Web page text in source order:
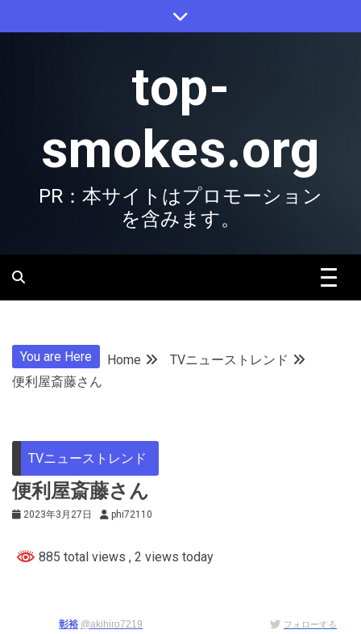
to
top-
smokes.org
PR：本サイトはプロモーション
を含みます。
You are Here Home
TVニューストレンド
便利屋斎藤さん
TVニューストレンド
便利屋斎藤さん
2023年3月27日 phi72110
885 total views , 2 views today
彰裕 @akihiro7219 フォローする